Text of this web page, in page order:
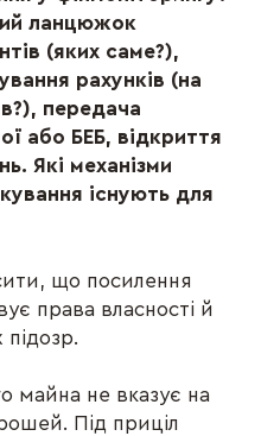
ланцюжок
(яких саме?),
рахунків (на
передача
або БЕБ, відкриття
Які механізми
існують для
що посилення
права власності й
майна не вказує на
Під приціл